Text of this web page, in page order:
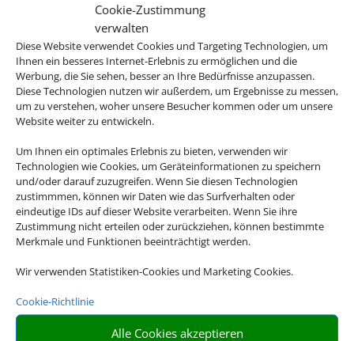
Cookie-Zustimmung
verwalten
Diese Website verwendet Cookies und Targeting Technologien, um
Ihnen ein besseres Internet-Erlebnis zu ermöglichen und die
Werbung, die Sie sehen, besser an Ihre Bedürfnisse anzupassen.
Diese Technologien nutzen wir außerdem, um Ergebnisse zu messen,
um zu verstehen, woher unsere Besucher kommen oder um unsere
Website weiter zu entwickeln.
Um Ihnen ein optimales Erlebnis zu bieten, verwenden wir
Technologien wie Cookies, um Geräteinformationen zu speichern
und/oder darauf zuzugreifen. Wenn Sie diesen Technologien
zustimmmen, können wir Daten wie das Surfverhalten oder
eindeutige IDs auf dieser Website verarbeiten. Wenn Sie ihre
Zustimmung nicht erteilen oder zurückziehen, können bestimmte
Merkmale und Funktionen beeinträchtigt werden.
Wir verwenden Statistiken-Cookies und Marketing Cookies.
Cookie-Richtlinie
Alle Cookies akzeptieren
Linienflug
Mietwagen